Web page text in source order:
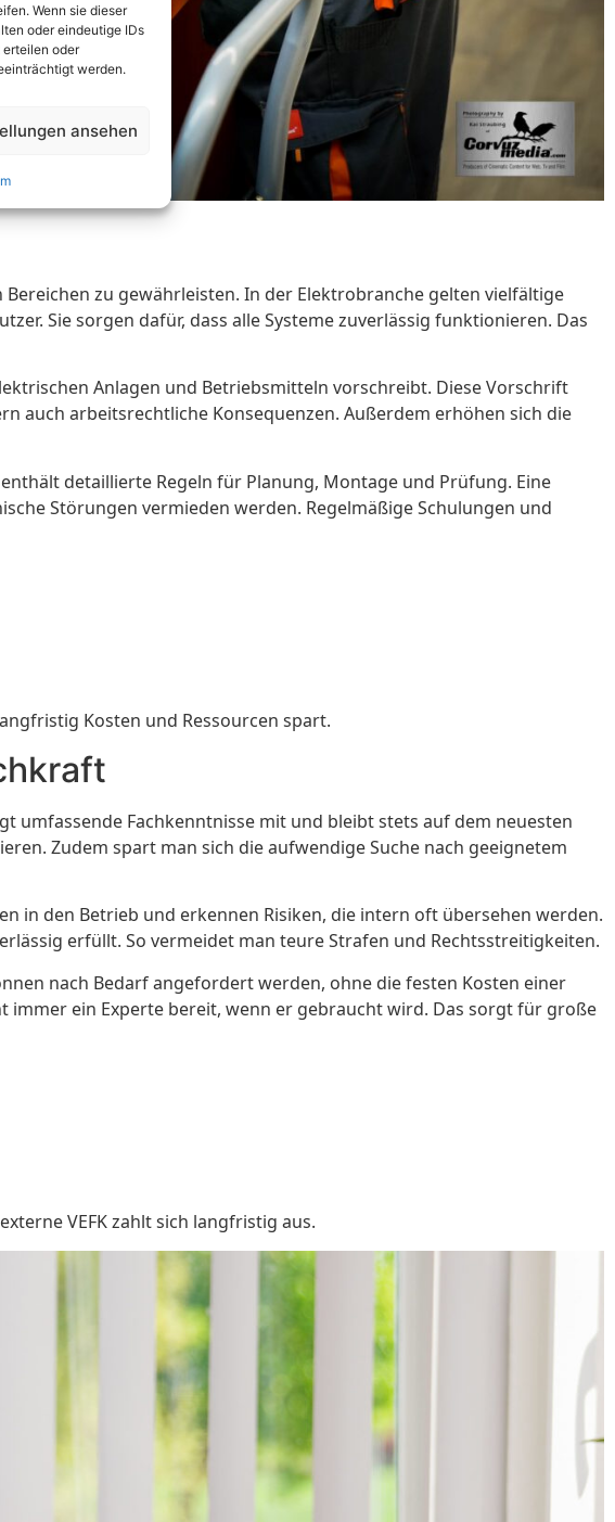
Wenn sie dieser
oder eindeutige IDs
erteilen oder
werden.
ansehen
zu gewährleisten. In der Elektrobranche gelten vielfältige
Sie sorgen dafür, dass alle Systeme zuverlässig funktionieren. Das
Anlagen und Betriebsmitteln vorschreibt. Diese Vorschrift
auch arbeitsrechtliche Konsequenzen. Außerdem erhöhen sich die
detaillierte Regeln für Planung, Montage und Prüfung. Eine
Störungen vermieden werden. Regelmäßige Schulungen und
Kosten und Ressourcen spart.
umfassende Fachkenntnisse mit und bleibt stets auf dem neuesten
Zudem spart man sich die aufwendige Suche nach geeignetem
in den Betrieb und erkennen Risiken, die intern oft übersehen werden.
erfüllt. So vermeidet man teure Strafen und Rechtsstreitigkeiten.
nach Bedarf angefordert werden, ohne die festen Kosten einer
immer ein Experte bereit, wenn er gebraucht wird. Das sorgt für große
VEFK zahlt sich langfristig aus.